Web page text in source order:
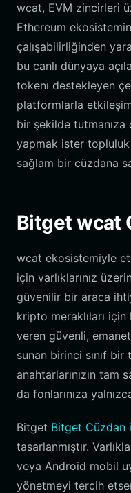
wcat, EVM zincirleri
Ethereum
çalışabilirliğinden
bu canlı dünyaya
tokenı destekleyen
platformlarla
bir şekilde tutmanıza
yapmak ister
sağlam bir cüzdana
Bitget wcat
wcat ekosistemiyle
için varlıklarınız
güvenilir bir araca
kripto meraklıları
veren güvenli,
sunan birinci sınıf
anahtarlarınızın tam
da fonlarınıza
Bitget Bitget Cüzdan
tasarlanmıştır.
veya Android mobil
yönetmeyi tercih